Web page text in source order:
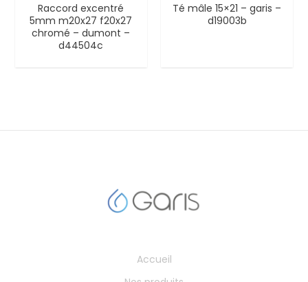
Raccord excentré
5mm m20x27 f20x27
chromé – dumont –
d44504c
Té mâle 15×21 – garis –
d19003b
Accueil